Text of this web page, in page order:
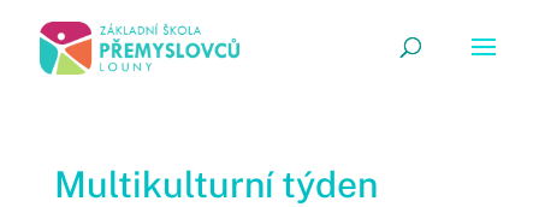
Multikulturní týden